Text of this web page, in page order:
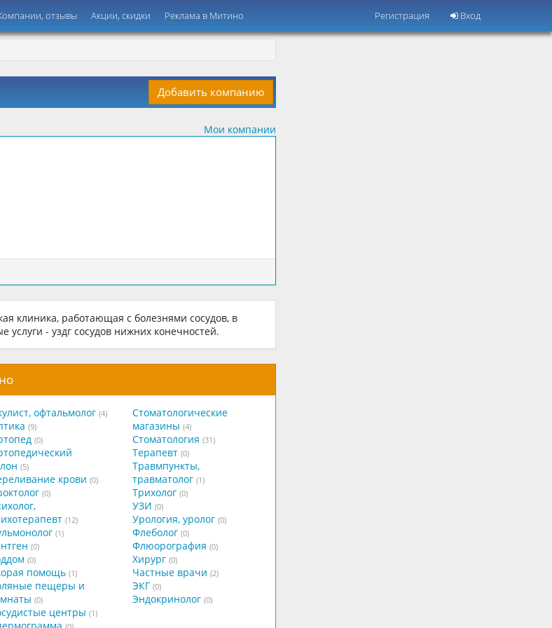
Регистрация Вход
отзывы Акции, скидки Реклама в Митино
Добавить компанию
Мои компании
клиника, работающая с болезнями сосудов, в
- уздг сосудов нижних конечностей.
офтальмолог (4)
(9)
(0)
(5)
крови (0)
(0)
(12)
(1)
(0)
(0)
помощь (1)
пещеры и
(0)
центры (1)
Стоматологические
магазины (4)
Стоматология (31)
Терапевт (0)
Травмпункты,
травматолог (1)
Трихолог (0)
УЗИ (0)
Урология, уролог (0)
Флеболог (0)
Флюорография (0)
Хирург (0)
Частные врачи (2)
ЭКГ (0)
Эндокринолог (0)